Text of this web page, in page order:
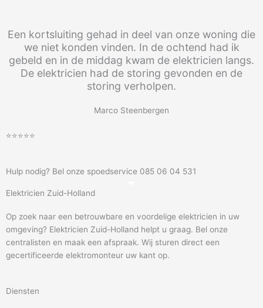
Een kortsluiting gehad in deel van onze woning die
we niet konden vinden. In de ochtend had ik
gebeld en in de middag kwam de elektricien langs.
De elektricien had de storing gevonden en de
storing verholpen.
Marco Steenbergen
⭐⭐⭐⭐⭐
Hulp nodig? Bel onze spoedservice 085 06 04 531
Elektricien Zuid-Holland
Op zoek naar een betrouwbare en voordelige elektricien in uw
omgeving? Elektricien Zuid-Holland helpt u graag. Bel onze
centralisten en maak een afspraak. Wij sturen direct een
gecertificeerde elektromonteur uw kant op.
Diensten